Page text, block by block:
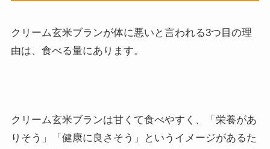
クリーム玄米ブランが体に悪いと言われる3つ目の理
由は、食べる量にあります。
クリーム玄米ブランは甘くて食べやすく、「栄養があ
りそう」「健康に良さそう」というイメージがあるた